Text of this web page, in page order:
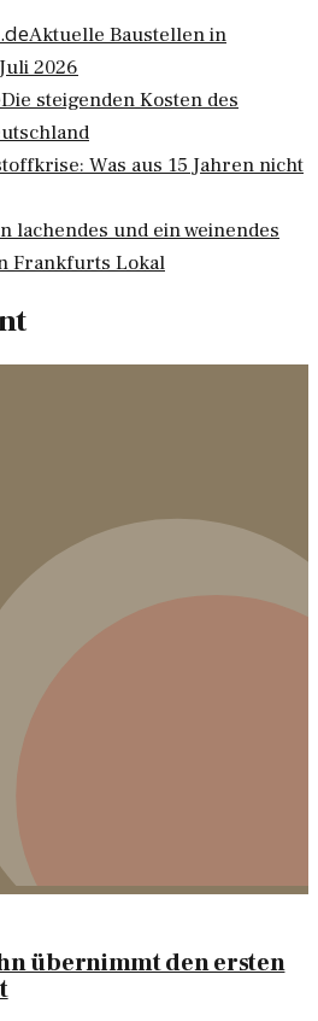
Aktuelle Baustellen in
2026
Die steigenden Kosten des
Was aus 15 Jahren nicht
lachendes und ein weinendes
Frankfurts Lokal
übernimmt den ersten